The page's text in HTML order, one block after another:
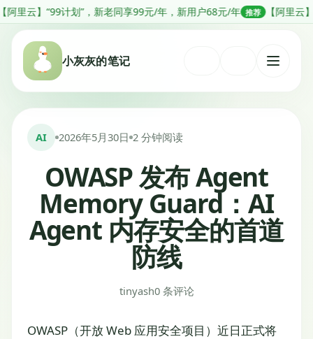
跳
转
划”，新老同享99元/年，新用户68元/年 推荐 【阿里云】分钟级部署
小灰灰的笔记
打
AI 2026年5月30日 2 分钟阅读
OWASP 发布 Agent
Memory Guard：AI
Agent 内存安全的首道
防线
tinyash0 条评论
OWASP（开放 Web 应用安全项目）近日正式将